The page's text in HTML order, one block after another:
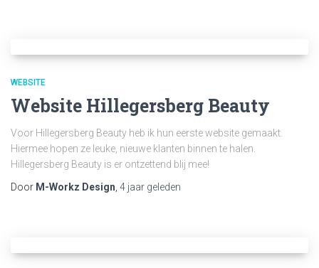
WEBSITE
Website Hillegersberg Beauty
Voor Hillegersberg Beauty heb ik hun eerste website gemaakt.
Hiermee hopen ze leuke, nieuwe klanten binnen te halen.
Hillegersberg Beauty is er ontzettend blij mee!
Door M-Workz Design 4 jaar geleden